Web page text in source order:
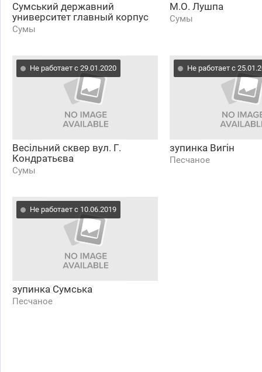
Сумський державний
университет главный корпус
Сумы
М.О. Лушпа
Сумы
Не работает с 29.01.2020
Весільний сквер вул. Г.
Кондратьєва
Сумы
Не работает с
зупинка Вигін
Песчаное
Не работает с 10.06.2019
зупинка Сумська
Песчаное